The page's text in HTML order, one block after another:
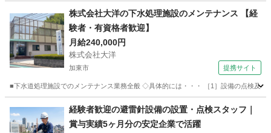
その他 未経験
株式会社大洋の下水処理施設のメンテナンス 【経
験者・有資格者歓迎】
月給240,000円
株式会社大洋
加東市 提携サイト
■下水道処理施設でのメンテナンス業務全般 ◇具体的には・・・ ［1］設備の点検及
その他
経験者歓迎の避雷針設備の設置・点検スタッフ｜
賞与実績5ヶ月分の安定企業で活躍